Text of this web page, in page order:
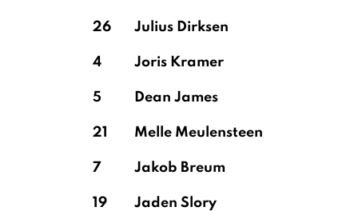
26 Julius Dirksen
4 Joris Kramer
5 Dean James
21 Melle Meulensteen
7 Jakob Breum
19 Jaden Slory